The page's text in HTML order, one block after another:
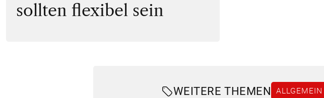
sollten flexibel sein
WEITERE THEMEN ALLGEMEIN